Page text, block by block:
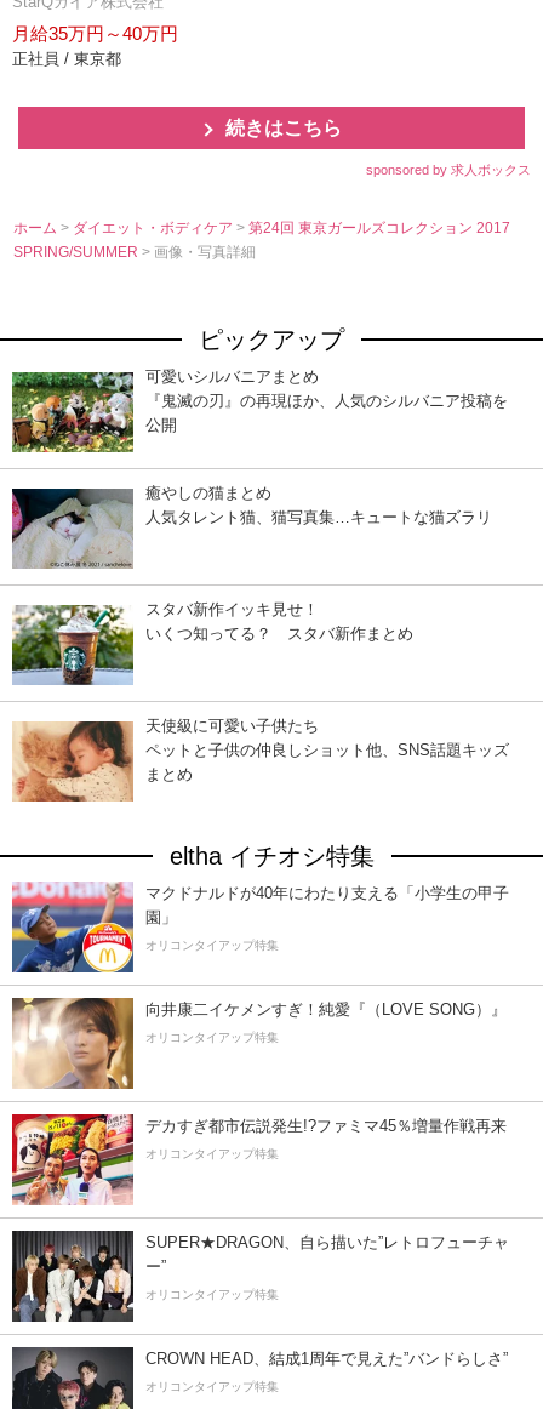
月給35万円～40万円
正社員 / 東京都
続きはこちら
sponsored by 求人ボックス
ホーム > ダイエット・ボディケア>第24回 東京ガールズコレクション 2017
SPRING/SUMMER> 画像・写真詳細
ピックアップ
可愛いシルバニアまとめ
『鬼滅の刃』の再現ほか、人気のシルバニア投稿を
公開
癒やしの猫まとめ
人気タレント猫、猫写真集…キュートな猫ズラリ
スタバ新作イッキ見せ！
いくつ知ってる？ スタバ新作まとめ
天使級に可愛い子供たち
ペットと子供の仲良しショット他、SNS話題キッズ
まとめ
eltha イチオシ特集
マクドナルドが40年にわたり支える「小学生の甲子
園」
オリコンタイアップ特集
向井康二イケメンすぎ！純愛『（LOVE SONG）』
オリコンタイアップ特集
デカすぎ都市伝説発生!?ファミマ45％増量作戦再来
オリコンタイアップ特集
SUPER★DRAGON、自ら描いた”レトロフューチャ
ー”
オリコンタイアップ特集
CROWN HEAD、結成1周年で見えた”バンドらしさ”
オリコンタイアップ特集